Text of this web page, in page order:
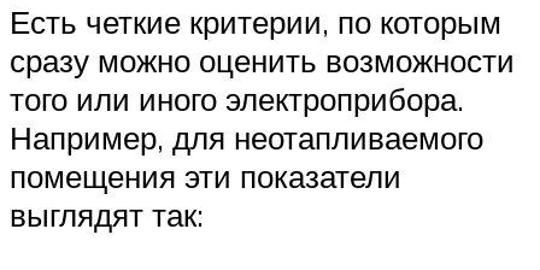
Есть четкие критерии, по которым
сразу можно оценить возможности
того или иного электроприбора.
Например, для неотапливаемого
помещения эти показатели
выглядят так: